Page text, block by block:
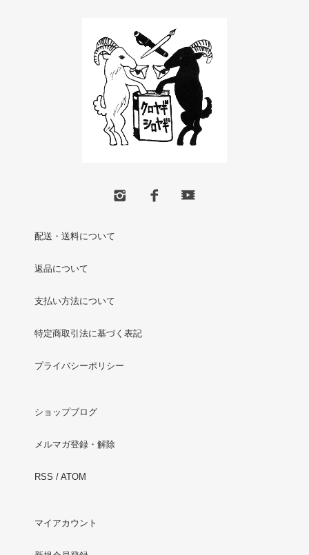
配送・送料について
返品について
支払い方法について
特定商取引法に基づく表記
プライバシーポリシー
ショップブログ
メルマガ登録・解除
RSS / ATOM
マイアカウント